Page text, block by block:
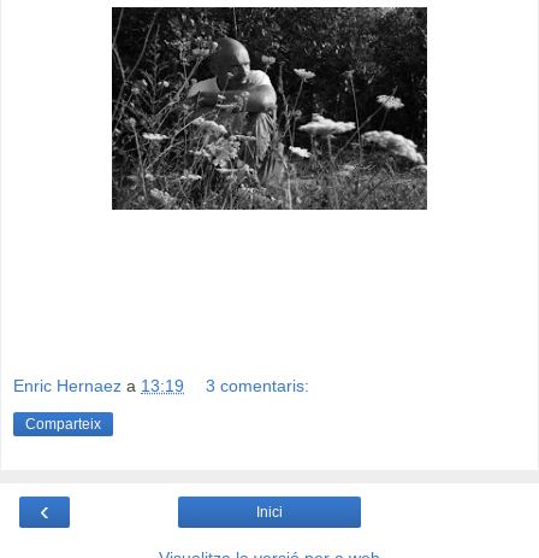
Enric Hernaez a 13:19 3 comentaris:
Comparteix
‹ Inici